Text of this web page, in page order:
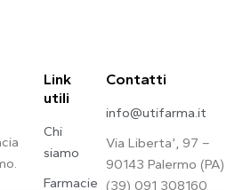
Link
utili
Chi
siamo
Farmacie
Contatti
info@utifarma.it
Via Liberta’, 97 –
90143 Palermo (PA)
(39) 091 308160